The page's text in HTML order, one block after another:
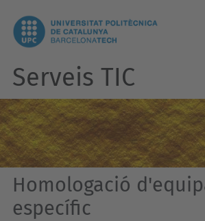
Serveis TIC
Homologació
específic